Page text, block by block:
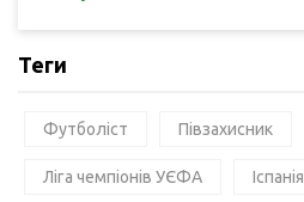
Теги
Футболіст Півзахисник
Ліга чемпіонів УЄФА Іспанія